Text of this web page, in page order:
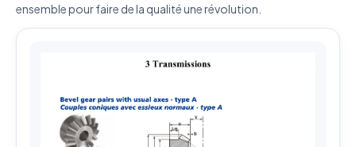
ensemble pour faire de la qualité une révolution.